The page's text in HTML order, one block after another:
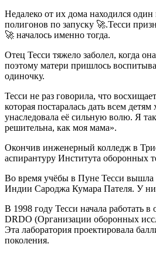
Недалеко от их дома находился
полигонов по запуску 🚀.Тесси
🚀 началось именно тогда.
Отец Тесси тяжело заболел, когда
поэтому матери пришлось
одиночку.
Тесси не раз говорила, что
которая постаралась дать всем
унаследовала её сильную волю. Я
решительна, как моя мама».
Окончив инженерный колледж в
аспирантуру Института оборонных
Во время учёбы в Пуне Тесси
Индии Сароджа Кумара Пателя. У
В 1998 году Тесси начала работать в
DRDO (Организации оборонных
Эта лаборатория проектировала
поколения.